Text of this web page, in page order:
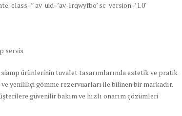
av_uid=’av-lrqwyfbo’ sc_version=’1.0′
servis
siamp ürünlerinin tuvalet tasarımlarında estetik ve pratik
yenilikçi gömme rezervuarları ile bilinen bir markadır.
güvenilir bakım ve hızlı onarım çözümleri